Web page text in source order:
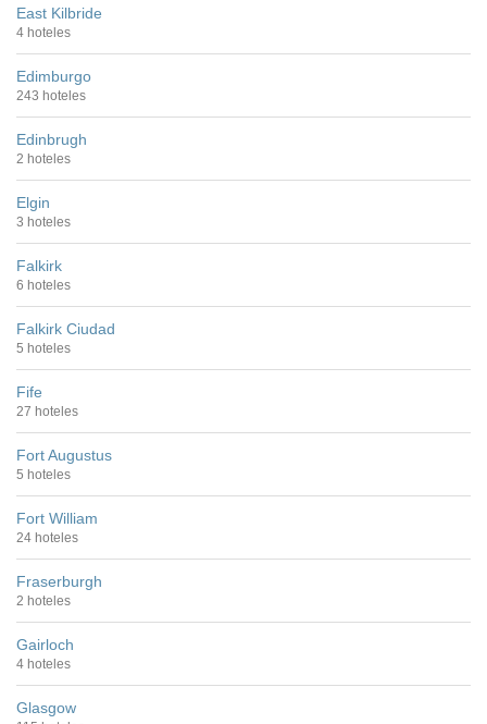
East Kilbride
4 hoteles
Edimburgo
243 hoteles
Edinbrugh
2 hoteles
Elgin
3 hoteles
Falkirk
6 hoteles
Falkirk Ciudad
5 hoteles
Fife
27 hoteles
Fort Augustus
5 hoteles
Fort William
24 hoteles
Fraserburgh
2 hoteles
Gairloch
4 hoteles
Glasgow